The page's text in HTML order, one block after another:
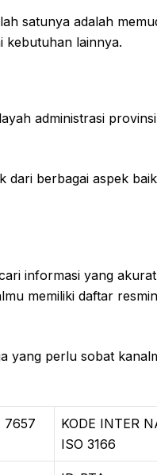
satunya adalah
kebutuhan lainnya.
administrasi
dari berbagai aspek
informasi yang
memiliki daftar
yang perlu sobat
7657
KODE INTER
ISO 3166